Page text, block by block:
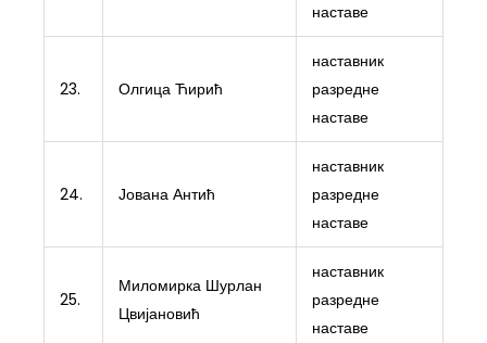
наставе
23. Олгица Ћирић
наставник
разредне
наставе
24. Јована Антић
наставник
разредне
наставе
25.
Миломирка Шурлан
Цвијановић
наставник
разредне
наставе